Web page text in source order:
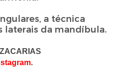
a técnica
laterais da mandíbula.
.